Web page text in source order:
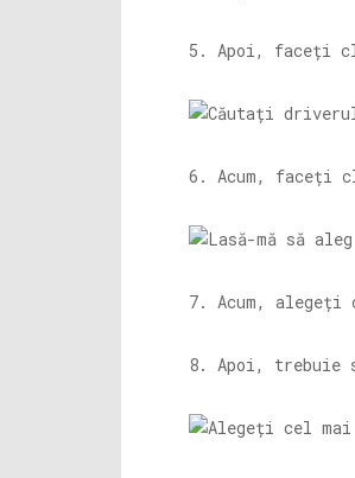
5. Apoi, faceți
6. Acum, faceți
7. Acum,
8. Apoi, trebuie